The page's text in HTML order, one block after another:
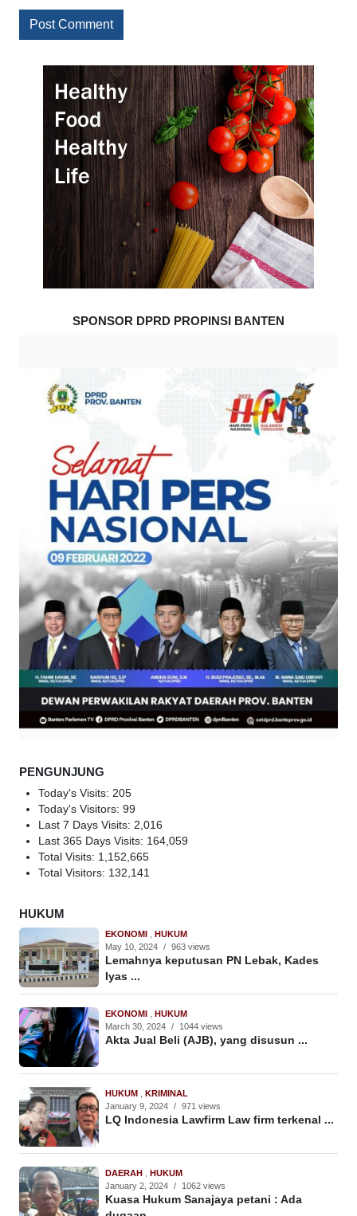
SPONSOR DPRD PROPINSI BANTEN
PENGUNJUNG
Today's Visits: 205
Today's Visitors: 99
Last 7 Days Visits: 2,016
Last 365 Days Visits: 164,059
Total Visits: 1,152,665
Total Visitors: 132,141
HUKUM
EKONOMI , HUKUM
May 10, 2024 / 963 views
Lemahnya keputusan PN Lebak, Kades
Iyas ...
EKONOMI , HUKUM
March 30, 2024 / 1044 views
Akta Jual Beli (AJB), yang disusun ...
HUKUM , KRIMINAL
January 9, 2024 / 971 views
LQ Indonesia Lawfirm Law firm terkenal ...
DAERAH , HUKUM
January 2, 2024 / 1062 views
Kuasa Hukum Sanajaya petani : Ada